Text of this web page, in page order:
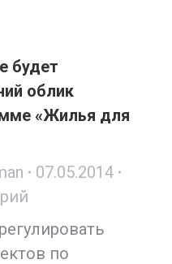
будет
облик
«Жилья для
07.05.2014
по